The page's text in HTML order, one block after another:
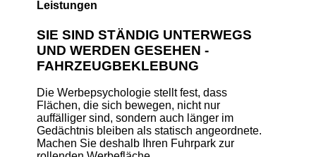
Leistungen
SIE SIND STÄNDIG UNTERWEGS
UND WERDEN GESEHEN -
FAHRZEUGBEKLEBUNG
Die Werbepsychologie stellt fest, dass
Flächen, die sich bewegen, nicht nur
auffälliger sind, sondern auch länger im
Gedächtnis bleiben als statisch angeordnete.
Machen Sie deshalb Ihren Fuhrpark zur